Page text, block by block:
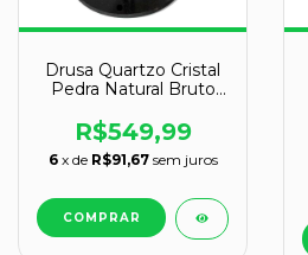
Drusa Quartzo Cristal
Pedra Natural Bruto
R$549,99
6 x de R$91,67 sem juros